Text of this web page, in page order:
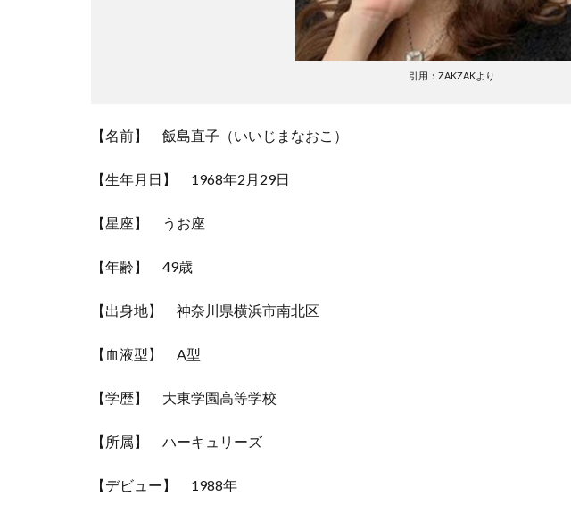
引用：ZAKZAKより
【名前】 飯島直子（いいじまなおこ）
【生年月日】 1968年2月29日
【星座】 うお座
【年齢】 49歳
【出身地】 神奈川県横浜市南北区
【血液型】 A型
【学歴】 大東学園高等学校
【所属】 ハーキュリーズ
【デビュー】 1988年